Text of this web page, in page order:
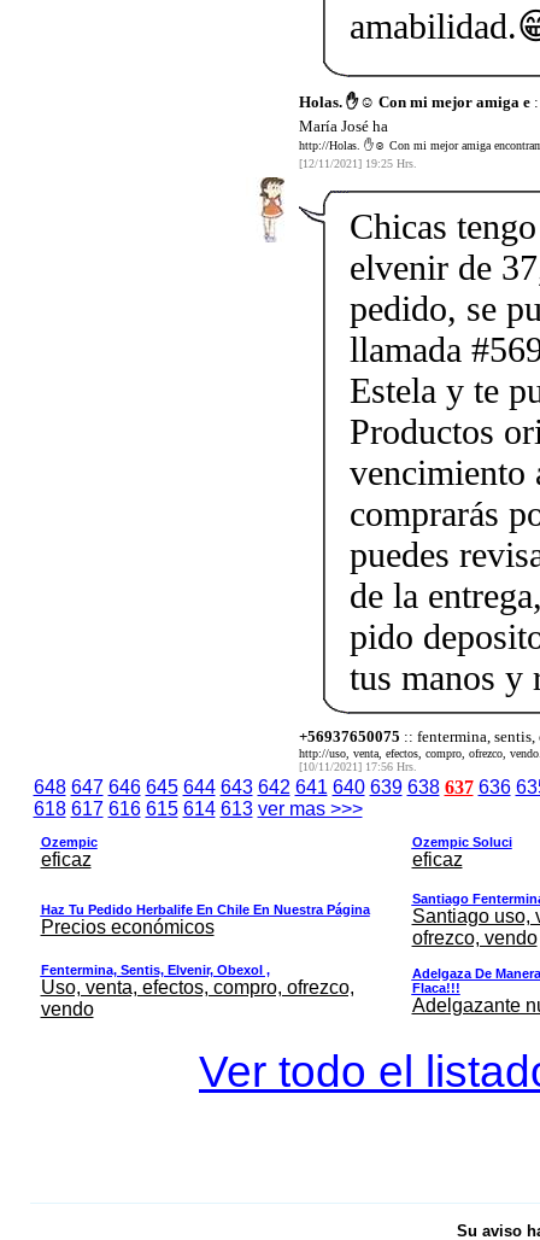
Holas. ✋☺️ Con mi mejor amiga e
María José ha
http://Holas. ✋☺️ Con mi mejor amiga
[12/11/2021] 19:25 Hrs.
Chicas
elvenir de
pedido, se
llamada
Estela y te
Productos
vencimiento
comprarás
puedes
de la
pido
tus manos y
+56937650075 :: fentermina,
http://uso, venta, efectos, compro, ofrezco,
[10/11/2021] 17:56 Hrs.
648 647 646 645 644 643 642 641 640 639 638 637 636
618 617 616 615 614 613 ver mas >>>
Ozempic
eficaz
Ozempic Soluci
eficaz
Haz Tu Pedido Herbalife En Chile En Nuestra Página
Precios económicos
Santiago
Santiago uso,
ofrezco, vendo
Fentermina, Sentis, Elvenir, Obexol ,
Uso, venta, efectos, compro, ofrezco,
vendo
Adelgaza De
Flaca!!!
Adelgazante
Ver todo el
Su aviso